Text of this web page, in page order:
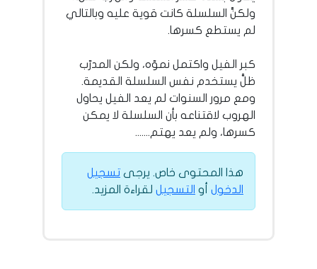
ولكنَّ السلسلة كانت قوية عليه وبالتالي
لم يستطع كسرها.
كبر الفيل واكتمل نموّه، ولكن المدرّب
ظلَّ يستخدم نفس السلسلة القديمة.
ومع مرور السنوات لم يعد الفيل يحاول
الهروب لاقتناعه بأن السلسلة لا يمكن
كسرها، ولم يعد يهتم.......
هذا المحتوى خاص. يرجى تسجيل
الدخول أو التسجيل لقراءة المزيد.